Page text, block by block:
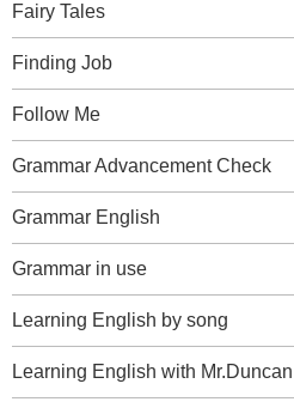
Fairy Tales
Finding Job
Follow Me
Grammar Advancement Check
Grammar English
Grammar in use
Learning English by song
Learning English with Mr.Duncan